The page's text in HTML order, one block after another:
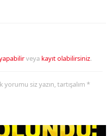
veya kayıt olabilirsiniz.
siz yazın, tartışalım *